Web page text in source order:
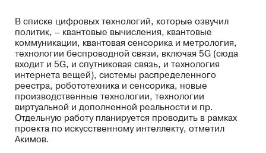
В списке цифровых технологий, которые озвучил
политик, – квантовые вычисления, квантовые
коммуникации, квантовая сенсорика и метрология,
технологии беспроводной связи, включая 5G (сюда
входит и 5G, и спутниковая связь, и технология
интернета вещей), системы распределенного
реестра, робототехника и сенсорика, новые
производственные технологии, технологии
виртуальной и дополненной реальности и пр.
Отдельную работу планируется проводить в рамках
проекта по искусственному интеллекту, отметил
Акимов.